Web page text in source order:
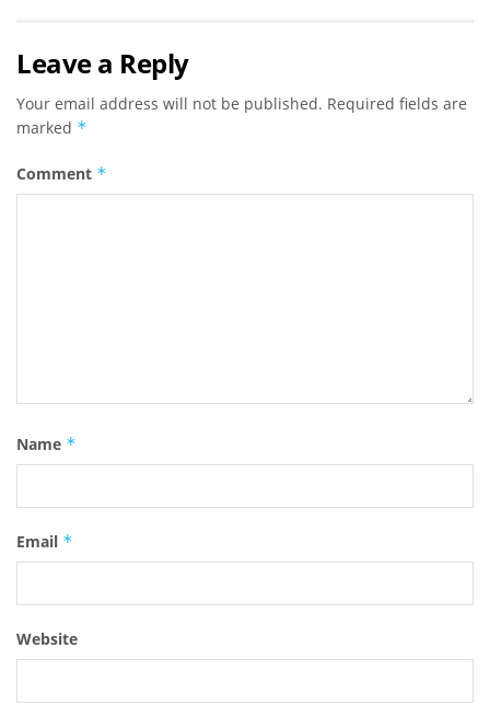
Leave a Reply
Your email address will not be published. Required fields are
marked *
Comment *
Name *
Email *
Website